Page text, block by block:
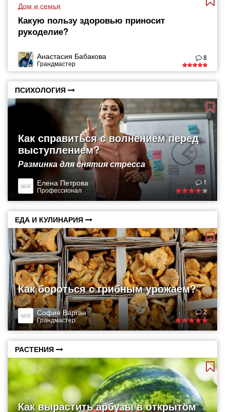
Дом и семья
Какую пользу здоровью приносит
рукоделие?
Анастасия Бабакова
Грандмастер
8
ПСИХОЛОГИЯ
Как справиться с волнением перед
выступлением?
Разминка для снятия стресса
Елена Петрова
Профессионал
1
ЕДА И КУЛИНАРИЯ
Как бороться с грибным урожаем?
София Варган
Грандмастер
2
РАСТЕНИЯ
Как вырастить арбузы в открытом